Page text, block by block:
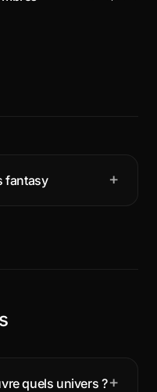
fantasy +
quels univers ?+